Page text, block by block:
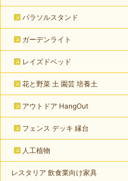
パラソルスタンド
ガーデンライト
レイズドベッド
花と野菜 土 園芸 培養土
アウトドア HangOut
フェンス デッキ 縁台
人工植物
レスタリア 飲食業向け家具